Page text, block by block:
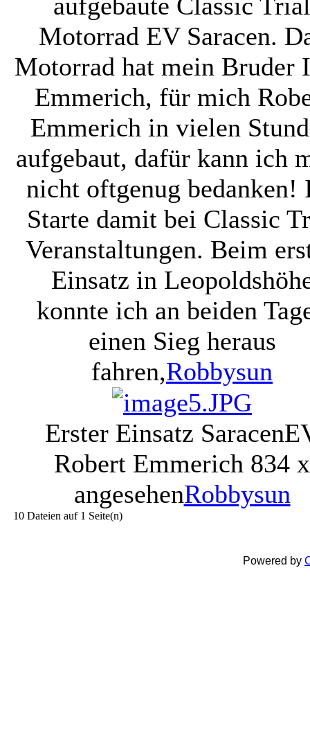
Motorrad EV Saracen.
Motorrad hat mein Bruder
Emmerich, für mich
Emmerich in vielen
aufgebaut, dafür kann ich
nicht oftgenug bedanken!
Starte damit bei Classic
Veranstaltungen. Beim
Einsatz in
konnte ich an beiden
einen Sieg heraus
fahren,Robbysun
Erster Einsatz
Robert Emmerich 834 x
angesehenRobbysun
10 Dateien auf 1 Seite(n)
Powered by